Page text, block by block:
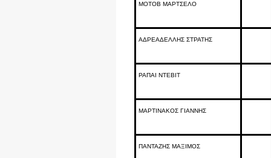
ΜΟΤΟΒ ΜΑΡΤΣΕΛΟ
ΑΔΡΕΑΔΕΛΛΗΣ ΣΤΡΑΤΗΣ
ΡΑΠΑΙ ΝΤΕΒΙΤ
ΜΑΡΤΙΝΑΚΟΣ ΓΙΑΝΝΗΣ
ΠΑΝΤΑΖΗΣ ΜΑΞΙΜΟΣ